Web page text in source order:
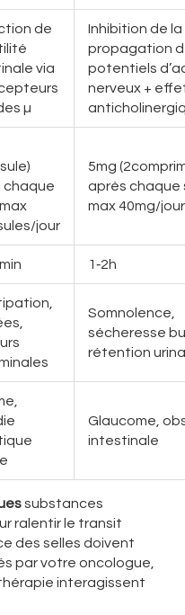
de
via
µ
Inhibition de la
propagation
potentiels
nerveux +
chaque
jour
5mg
après chaque
max 40mg/jour
1‑2h
Somnolence,
sécheresse
rétention
Glaucome,
intestinale
substances
ralentir le transit
des selles doivent
par votre oncologue,
interagissent